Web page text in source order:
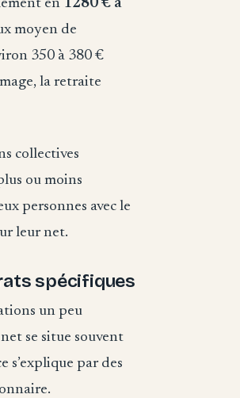
en 1280 € à
moyen de
350 à 380 €
la retraite
collectives
ou moins
personnes avec le
leur net.
spécifiques
un peu
se situe souvent
s’explique par des